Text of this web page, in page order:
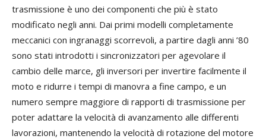
trasmissione è uno dei componenti che più è stato
modificato negli anni. Dai primi modelli completamente
meccanici con ingranaggi scorrevoli, a partire dagli anni ’80
sono stati introdotti i sincronizzatori per agevolare il
cambio delle marce, gli inversori per invertire facilmente il
moto e ridurre i tempi di manovra a fine campo, e un
numero sempre maggiore di rapporti di trasmissione per
poter adattare la velocità di avanzamento alle differenti
lavorazioni, mantenendo la velocità di rotazione del motore